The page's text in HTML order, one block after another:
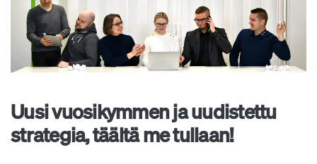
Uusi vuosikymmen ja uudistettu
strategia, täältä me tullaan!